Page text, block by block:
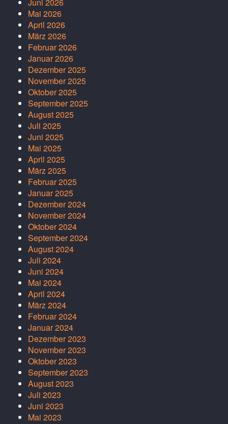
Juni 2026
Mai 2026
April 2026
März 2026
Februar 2026
Januar 2026
Dezember 2025
November 2025
Oktober 2025
September 2025
August 2025
Juli 2025
Juni 2025
Mai 2025
April 2025
März 2025
Februar 2025
Januar 2025
Dezember 2024
November 2024
Oktober 2024
September 2024
August 2024
Juli 2024
Juni 2024
Mai 2024
April 2024
März 2024
Februar 2024
Januar 2024
Dezember 2023
November 2023
Oktober 2023
September 2023
August 2023
Juli 2023
Juni 2023
Mai 2023